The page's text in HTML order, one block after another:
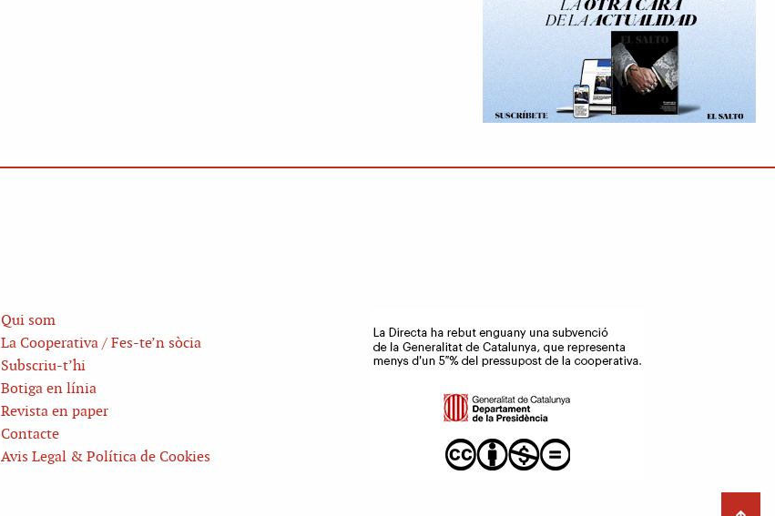
Qui som
La Cooperativa / Fes-te’n sòcia
Subscriu-t’hi
Botiga en línia
Revista en paper
Contacte
Avis Legal & Política de Cookies